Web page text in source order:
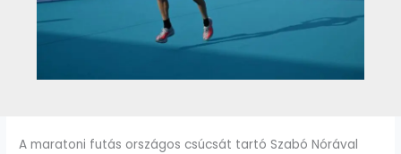
A maratoni futás országos csúcsát tartó Szabó Nórával